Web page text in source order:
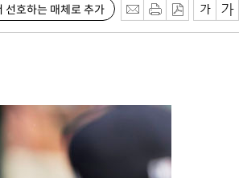
선호하는 매체로 추가